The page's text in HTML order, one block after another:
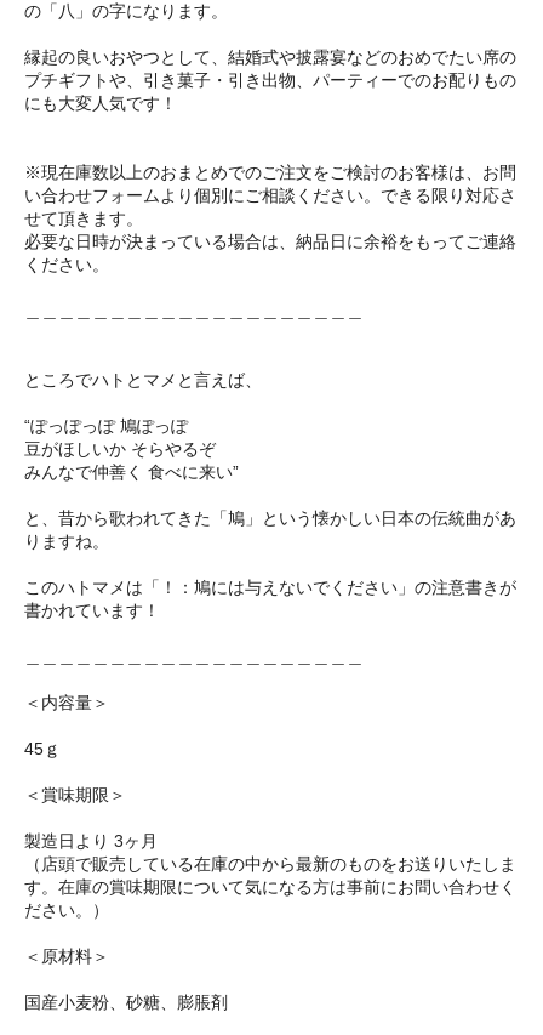
の「八」の字になります。
縁起の良いおやつとして、結婚式や披露宴などのおめでたい席の
プチギフトや、引き菓子・引き出物、パーティーでのお配りもの
にも大変人気です！
※現在庫数以上のおまとめでのご注文をご検討のお客様は、お問
い合わせフォームより個別にご相談ください。できる限り対応さ
せて頂きます。
必要な日時が決まっている場合は、納品日に余裕をもってご連絡
ください。
ところでハトとマメと言えば、
“ぽっぽっぽ 鳩ぽっぽ
豆がほしいか そらやるぞ
みんなで仲善く 食べに来い”
と、昔から歌われてきた「鳩」という懐かしい日本の伝統曲があ
りますね。
このハトマメは「！：鳩には与えないでください」の注意書きが
書かれています！
＜内容量＞
45ｇ
＜賞味期限＞
製造日より 3ヶ月
（店頭で販売している在庫の中から最新のものをお送りいたしま
す。在庫の賞味期限について気になる方は事前にお問い合わせく
ださい。）
＜原材料＞
国産小麦粉、砂糖、膨脹剤